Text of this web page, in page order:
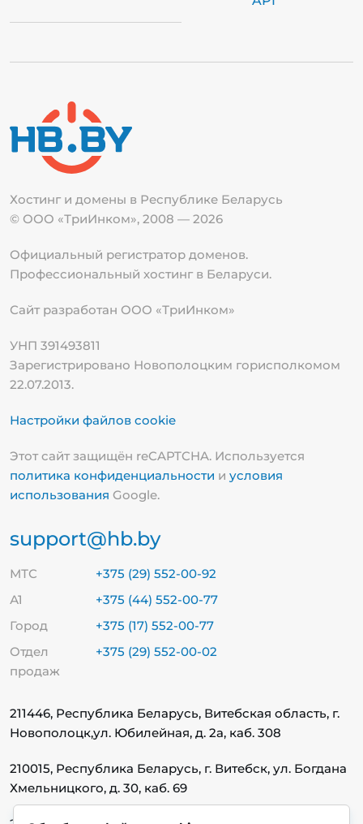
Хостинг и домены в Республике Беларусь
© ООО «ТриИнком», 2008 — 2026
Официальный регистратор доменов.
Профессиональный хостинг в Беларуси.
Сайт разработан ООО «ТриИнком»
УНП 391493811
Зарегистрировано Новополоцким горисполкомом
22.07.2013.
Настройки файлов cookie
Этот сайт защищён reCAPTCHA. Используется
политика конфиденциальности и условия
использования Google.
support@hb.by
МТС
+375 (29) 552-00-92
А1
+375 (44) 552-00-77
Город
+375 (17) 552-00-77
Отдел
продаж
+375 (29) 552-00-02
211446, Республика Беларусь, Витебская область, г.
Новополоцк,ул. Юбилейная, д. 2а, каб. 308
210015, Республика Беларусь, г. Витебск, ул. Богдана
Хмельницкого, д. 30, каб. 69